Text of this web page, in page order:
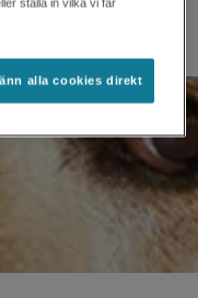
alla cookies direkt